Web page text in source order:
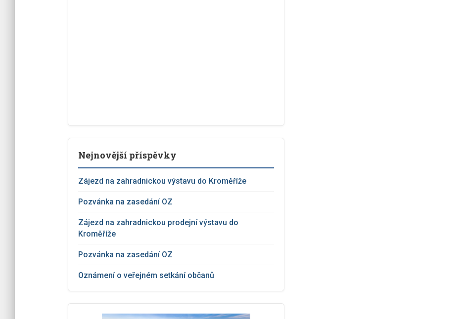
Nejnovější příspěvky
Zájezd na zahradnickou výstavu do Kroměříže
Pozvánka na zasedání OZ
Zájezd na zahradnickou prodejní výstavu do
Kroměříže
Pozvánka na zasedání OZ
Oznámení o veřejném setkání občanů